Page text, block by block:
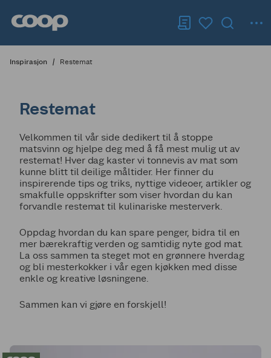
Inspirasjon Restemat
Restemat
Velkommen til vår side dedikert til å stoppe
matsvinn og hjelpe deg med å få mest mulig ut av
restemat! Hver dag kaster vi tonnevis av mat som
kunne blitt til deilige måltider. Her finner du
inspirerende tips og triks, nyttige videoer, artikler og
smakfulle oppskrifter som viser hvordan du kan
forvandle restemat til kulinariske mesterverk.
Oppdag hvordan du kan spare penger, bidra til en
mer bærekraftig verden og samtidig nyte god mat.
La oss sammen ta steget mot en grønnere hverdag
og bli mesterkokker i vår egen kjøkken med disse
enkle og kreative løsningene.
Sammen kan vi gjøre en forskjell!